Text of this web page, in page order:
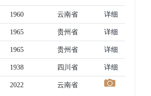
1960 云南省 详细
1965 贵州省 详细
1965 贵州省 详细
1938 四川省 详细
2022 云南省